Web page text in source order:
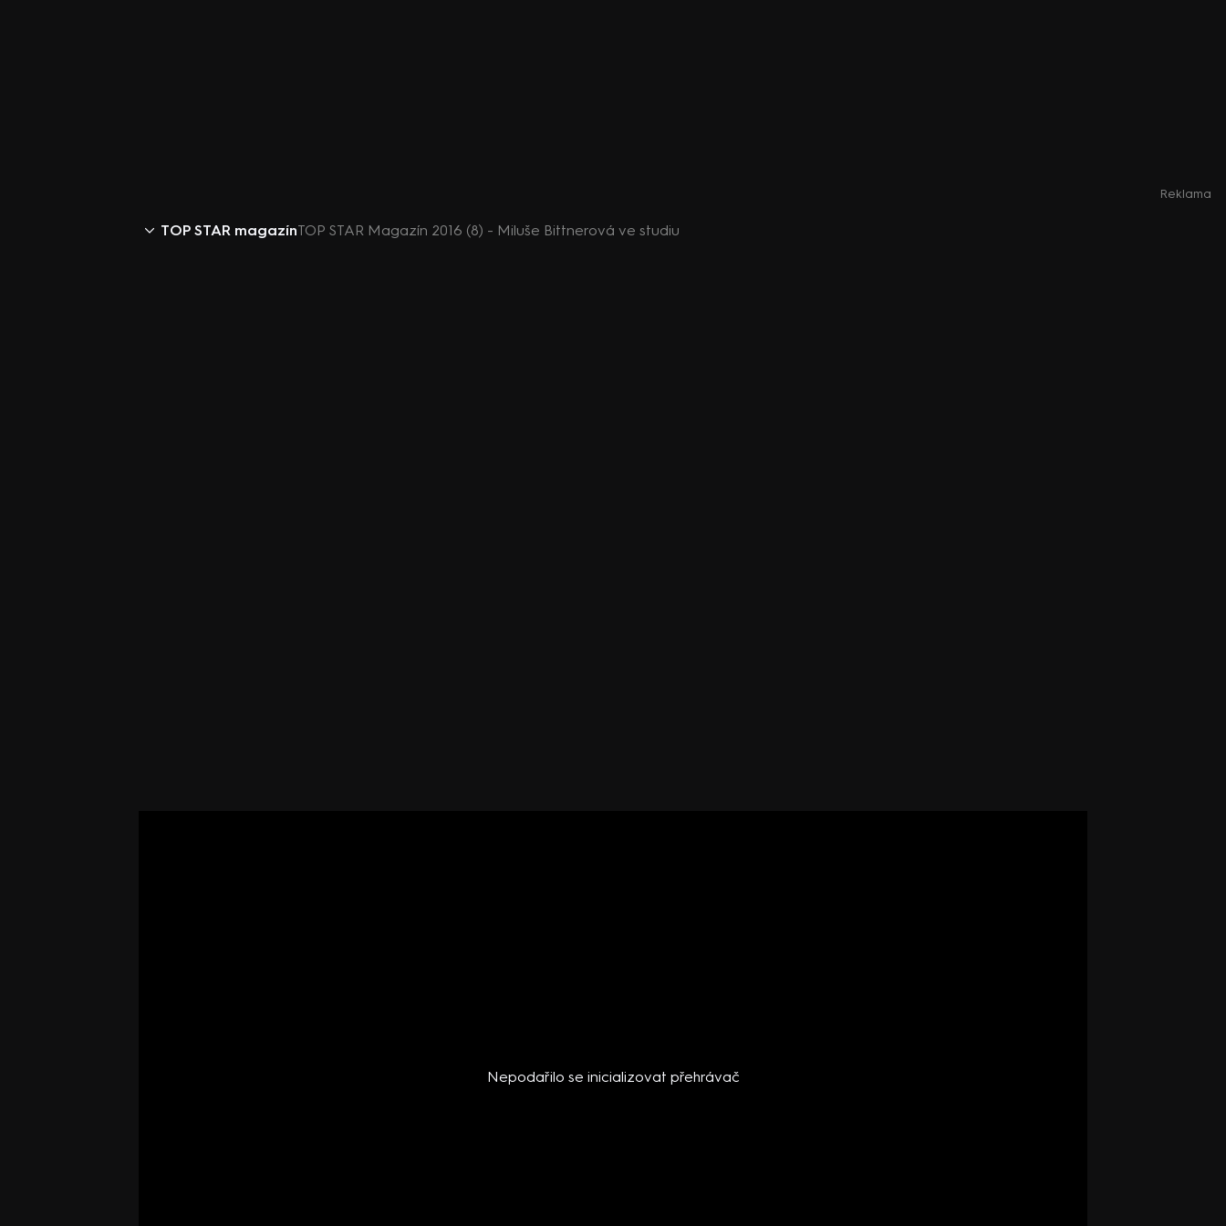
Reklama
TOP STAR magazínTOP STAR Magazín 2016 (8) - Miluše Bittnerová ve studiu
Nepodařilo se inicializovat přehrávač